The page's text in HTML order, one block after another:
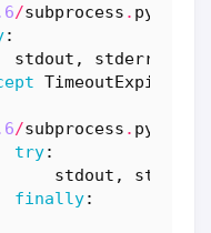
/subprocess . py
:
stdout , stderr
TimeoutExpired
/subprocess . py
try:
stdout , stderr
finally: